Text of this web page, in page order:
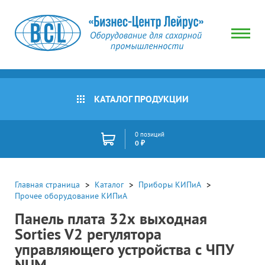
КАТАЛОГ ПРОДУКЦИИ
0 позиций
0 ₽
Главная страница Каталог
Приборы КИПиА
Прочее оборудование КИПиА
Панель плата 32х выходная
Sorties V2 регулятора
управляющего устройства с ЧПУ